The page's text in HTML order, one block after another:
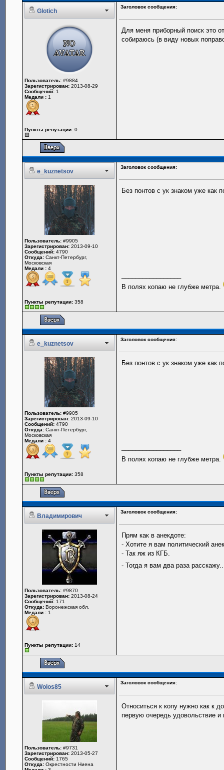
Glotich
Заголовок сообщения:
Пользователь: #9884
Зарегистрирован: 2013-08-29
Сообщений: 1
Медали : 1
Пункты репутации: 0
Для меня приборный поиск это
собираюсь (в виду новых
e_kuznetsov
Заголовок сообщения:
Пользователь: #9905
Зарегистрирован: 2013-09-10
Сообщений: 4790
Откуда: Санкт-Петербург,
Московская
Медали : 4
Пункты репутации: 358
Без понтов с ук знаком уже как
В полях копаю не глубже метра.
e_kuznetsov
Заголовок сообщения:
Пользователь: #9905
Зарегистрирован: 2013-09-10
Сообщений: 4790
Откуда: Санкт-Петербург,
Московская
Медали : 4
Пункты репутации: 358
Без понтов с ук знаком уже как
В полях копаю не глубже метра.
Владимирович
Заголовок сообщения:
Пользователь: #9870
Зарегистрирован: 2013-08-24
Сообщений: 171
Откуда: Воронежская обл.
Медали : 1
Пункты репутации: 14
Прям как в анекдоте:
- Хотите я вам политический
- Так яж из КГБ.
- Тогда я вам два раза
Wolos85
Заголовок сообщения:
Пользователь: #9731
Зарегистрирован: 2013-05-27
Сообщений: 1765
Откуда: Окрестности Ниена
Относиться к копу нужно как к
первую очередь удовольствие